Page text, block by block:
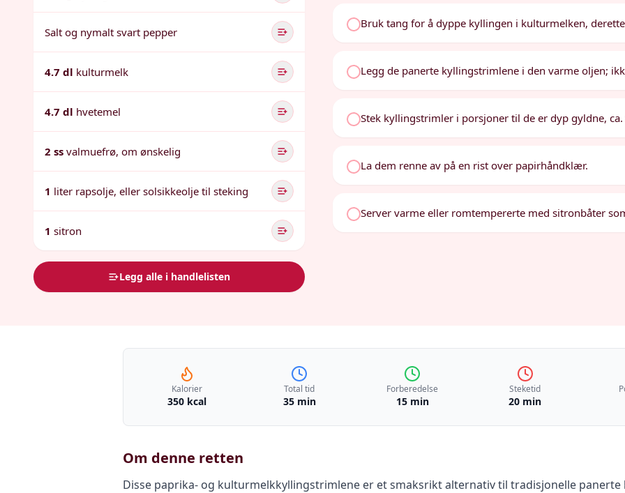
Salt og nymalt svart pepper
4.7 dl kulturmelk
4.7 dl hvetemel
2 ss valmuefrø, om ønskelig
1 liter rapsolje, eller solsikkeolje til steking
1 sitron
Legg alle i handlelisten
Bruk tang for å dyppe kyllingen i kulturmelken,
Legg de panerte kyllingstrimlene i den varme oljen;
Stek kyllingstrimler i porsjoner til de er dyp gyldne,
La dem renne av på en rist over papirhåndklær.
Server varme eller romtempererte med sitronbåter
Kalorier
350 kcal
Total tid
35 min
Forberedelse
15 min
Steketid
20 min
Om denne retten
Disse paprika- og kulturmelkkyllingstrimlene er et smaksrikt alternativ til tradisjonelle